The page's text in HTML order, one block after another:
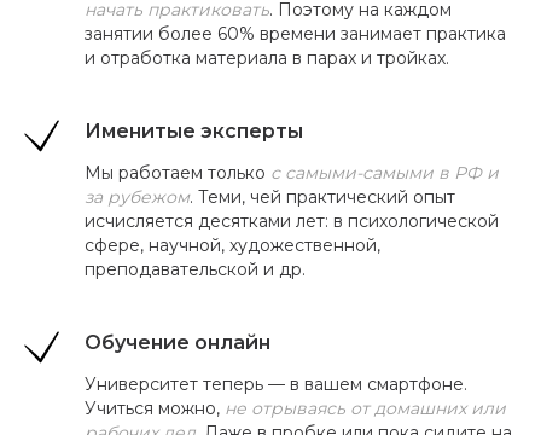
начать практиковать. Поэтому на каждом
занятии более 60% времени занимает практика
и отработка материала в парах и тройках.
Именитые эксперты
Мы работаем только с самыми-самыми в РФ и
за рубежом. Теми, чей практический опыт
исчисляется десятками лет: в психологической
сфере, научной, художественной,
преподавательской и др.
Обучение онлайн
Университет теперь — в вашем смартфоне.
Учиться можно, не отрываясь от домашних или